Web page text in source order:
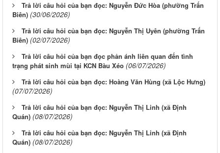
Trả lời câu hỏi của bạn đọc: Nguyễn Đức Hòa (phường Trấn
Biên) (30/06/2026)
Trả lời câu hỏi của bạn đọc: Nguyễn Thị Uyên (phường Trấn
Biên) (02/07/2026)
Trả lời câu hỏi của bạn đọc phản ánh liên quan đến tình
trạng phát sinh mùi tại KCN Bàu Xéo (06/07/2026)
Trả lời câu hỏi của bạn đọc: Hoàng Văn Hùng (xã Lộc Hưng)
(07/07/2026)
Trả lời câu hỏi của bạn đọc: Nguyễn Thị Linh (xã Định
Quán) (08/07/2026)
Trả lời câu hỏi của bạn đọc: Nguyễn Thị Linh (xã Định
Quán) (08/07/2026)